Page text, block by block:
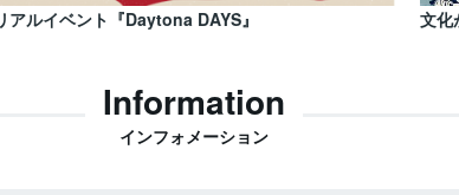
アルイベント『Daytona DAYS』 文化
Information
インフォメーション